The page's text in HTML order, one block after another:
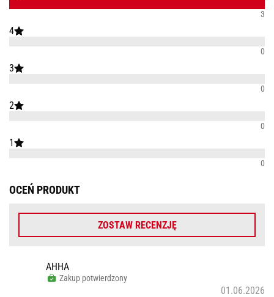
3
4
0
3
0
2
0
1
0
OCEŃ PRODUKT
ZOSTAW RECENZJĘ
АННА
Zakup potwierdzony
01.06.2026